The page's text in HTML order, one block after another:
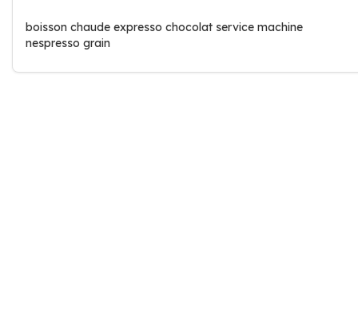
boisson chaude expresso chocolat service machine
nespresso grain